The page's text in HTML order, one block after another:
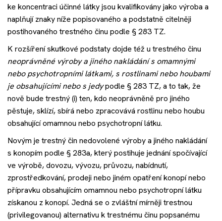
ke koncentraci účinné látky jsou kvalifikovány jako výroba a
naplňují znaky níže popisovaného a podstatně citelněji
postihovaného trestného činu podle § 283 TZ.
K rozšíření skutkové podstaty dojde též u trestného činu
neoprávněné výroby a jiného nakládání s omamnými
nebo psychotropními látkami, s rostlinami nebo houbami
je obsahujícími nebo s jedypodle § 283 TZ, a to tak, že
nově bude trestný (i) ten, kdo neoprávněně pro jiného
pěstuje, sklízí, sbírá nebo zpracovává rostlinu nebo houbu
obsahující omamnou nebo psychotropní látku.
Novým je trestný čin nedovolené výroby a jiného nakládání
s konopím podle § 283a, který postihuje jednání spočívající
ve výrobě, dovozu, vývozu, průvozu, nabídnutí,
zprostředkování, prodeji nebo jiném opatření konopí nebo
přípravku obsahujícím omamnou nebo psychotropní látku
získanou z konopí. Jedná se o zvláštní mírněji trestnou
(privilegovanou) alternativu k trestnému činu popsanému